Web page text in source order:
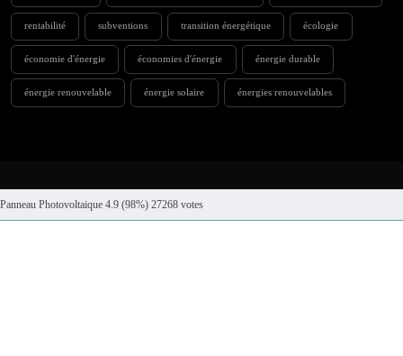
rentabilité subventions transition énergétique écologie
économie d'énergie économies d'énergie énergie durable
énergie renouvelable énergie solaire énergies renouvelables
Panneau Photovoltaique 4.9 (98%) 27268 votes